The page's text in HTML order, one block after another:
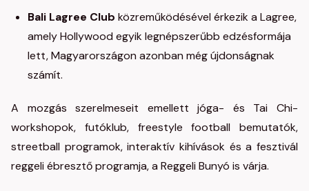
Bali Lagree Club közreműködésével érkezik a Lagree,
amely Hollywood egyik legnépszerűbb edzésformája
lett, Magyarországon azonban még újdonságnak
számít.
A mozgás szerelmeseit emellett jóga- és Tai Chi-
workshopok, futóklub, freestyle football bemutatók,
streetball programok, interaktív kihívások és a fesztivál
reggeli ébresztő programja, a Reggeli Bunyó is várja.